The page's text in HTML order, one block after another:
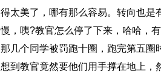
得太美了，哪有那么容易。转向也是
慢，咦?教官怎么停了下来，哈哈，
那几个同学被罚跑十圈，跑完第五圈
想到教官竟然要他们用手撑在地上，